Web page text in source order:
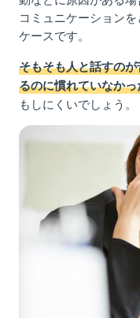
コミュニケーション
ケースです。
そもそも人と話すの
るのに慣れていなか
もしにくいでしょう。